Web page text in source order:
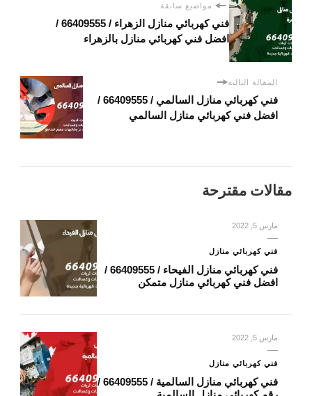
مواضيع سابقة
فني كهربائي منازل الزهراء / 66409555 /
افضل فني كهربائي منازل بالزهراء
المقالة التالية
فني كهربائي منازل السالمي / 66409555 /
افضل فني كهربائي منازل السالمي
مقالات مقترحة
مارس 5, 2022
فني كهربائي منازل
فني كهربائي منازل الفيحاء / 66409555 /
افضل فني كهربائي منازل متمكن
مارس 5, 2022
فني كهربائي منازل
فني كهربائي منازل السالمية / 66409555 /